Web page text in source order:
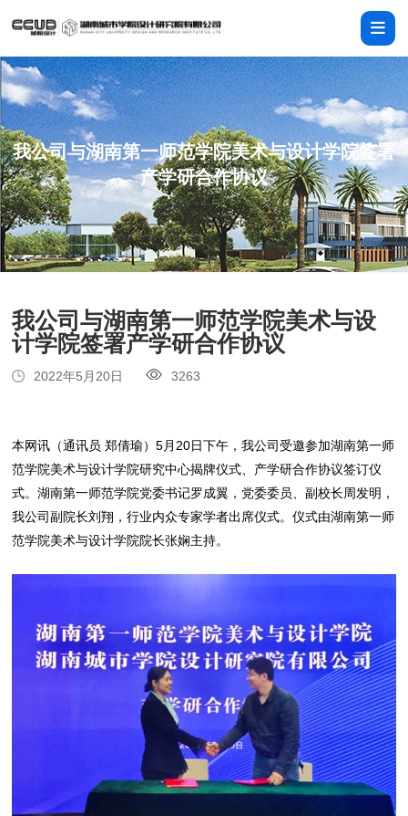
我公司与湖南第一师范学院美术与设计学院签署
产学研合作协议
我公司与湖南第一师范学院美术与设
计学院签署产学研合作协议
2022年5月20日 3263
本网讯（通讯员 郑倩瑜）5月20日下午，我公司受邀参加湖南第一师
范学院美术与设计学院研究中心揭牌仪式、产学研合作协议签订仪
式。湖南第一师范学院党委书记罗成翼，党委委员、副校长周发明，
我公司副院长刘翔，行业内众专家学者出席仪式。仪式由湖南第一师
范学院美术与设计学院院长张娴主持。